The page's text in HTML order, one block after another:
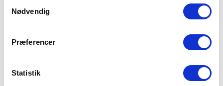
Du kan læse mere om vores brug af cookies under
"Detaljer" eller ved at klikke videre til vores Cookiepolitik,
Nødvendig
Præferencer
Statistik